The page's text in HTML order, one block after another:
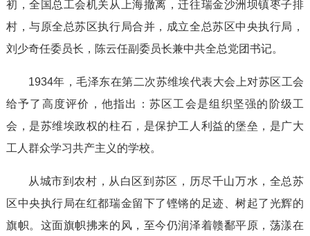
初，全国总工会机关从上海撤离，迁往瑞金沙洲坝镇枣子排
村，与原全总苏区执行局合并，成立全总苏区中央执行局，
刘少奇任委员长，陈云任副委员长兼中共全总党团书记。
1934年，毛泽东在第二次苏维埃代表大会上对苏区工会
给予了高度评价，他指出：苏区工会是组织坚强的阶级工
会，是苏维埃政权的柱石，是保护工人利益的堡垒，是广大
工人群众学习共产主义的学校。
从城市到农村，从白区到苏区，历尽千山万水，全总苏
区中央执行局在红都瑞金留下了铿锵的足迹、树起了光辉的
旗帜。这面旗帜拂来的风，至今仍润泽着赣鄱平原，荡漾在